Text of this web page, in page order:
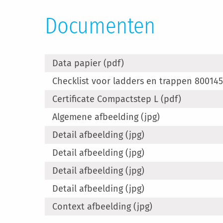
Documenten
Data papier (pdf)
Checklist voor ladders en trappen
Certificate Compactstep L (pdf)
Algemene afbeelding (jpg)
Detail afbeelding (jpg)
Detail afbeelding (jpg)
Detail afbeelding (jpg)
Detail afbeelding (jpg)
Context afbeelding (jpg)